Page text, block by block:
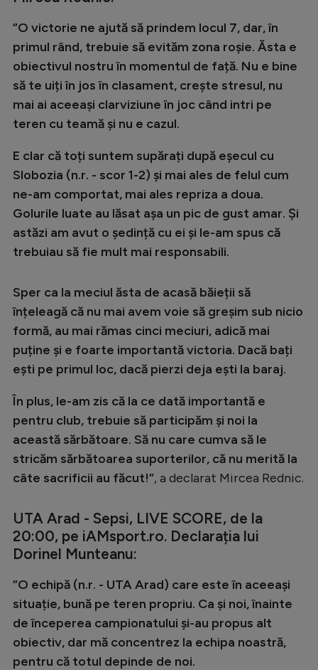
”O victorie ne ajută să prindem locul 7, dar, în
primul rând, trebuie să evităm zona roșie. Ăsta e
obiectivul nostru în momentul de față. Nu e bine
să te uiți în jos în clasament, crește stresul, nu
mai ai aceeași clarviziune în joc când intri pe
teren cu teamă și nu e cazul.
E clar că toți suntem supărați după eșecul cu
Slobozia (n.r. - scor 1-2) și mai ales de felul cum
ne-am comportat, mai ales repriza a doua.
Golurile luate au lăsat așa un pic de gust amar. Și
astăzi am avut o ședință cu ei și le-am spus că
trebuiau să fie mult mai responsabili.
Sper ca la meciul ăsta de acasă băieții să
înțeleagă că nu mai avem voie să greșim sub nicio
formă, au mai rămas cinci meciuri, adică mai
puține și e foarte importantă victoria. Dacă bați
ești pe primul loc, dacă pierzi deja ești la baraj.
În plus, le-am zis că la ce dată importantă e
pentru club, trebuie să participăm și noi la
această sărbătoare. Să nu care cumva să le
stricăm sărbătoarea suporterilor, că nu merită la
câte sacrificii au făcut!”, a declarat Mircea Rednic.
UTA Arad - Sepsi, LIVE SCORE, de la
20:00, pe iAMsport.ro. Declarația lui
Dorinel Munteanu:
”O echipă (n.r. - UTA Arad) care este în aceeași
situație, bună pe teren propriu. Ca și noi, înainte
de începerea campionatului și-au propus alt
obiectiv, dar mă concentrez la echipa noastră,
pentru că totul depinde de noi.